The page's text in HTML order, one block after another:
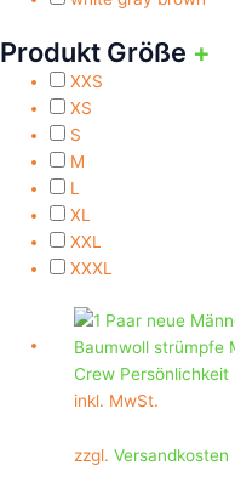
Produkt Größe +
XXS
XS
S
M
L
XL
XXL
XXXL
inkl. MwSt.
zzgl.Versandkosten
Dieses
Produkt
weist
mehrere
auf.